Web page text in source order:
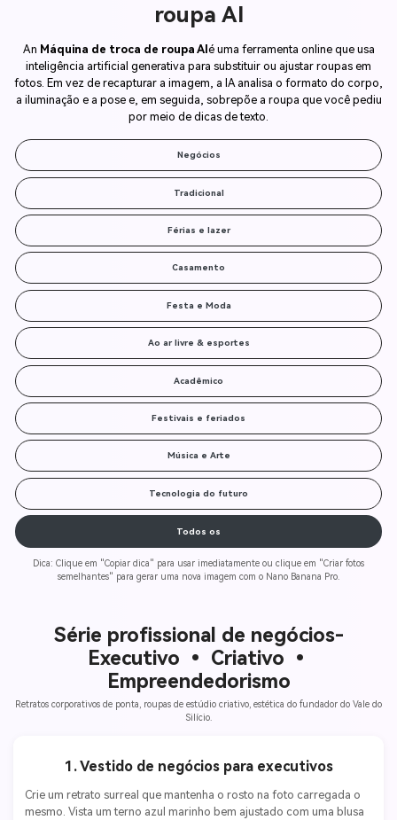
roupa AI
An Máquina de troca de roupa AI é uma ferramenta online que usa
inteligência artificial generativa para substituir ou ajustar roupas em
fotos. Em vez de recapturar a imagem, a IA analisa o formato do corpo,
a iluminação e a pose e, em seguida, sobrepõe a roupa que você pediu
por meio de dicas de texto.
Negócios
Tradicional
Férias e lazer
Casamento
Festa e Moda
Ao ar livre & esportes
Acadêmico
Festivais e feriados
Música e Arte
Tecnologia do futuro
Todos os
Dica: Clique em "Copiar dica" para usar imediatamente ou clique em "Criar fotos
semelhantes" para gerar uma nova imagem com o Nano Banana Pro.
Série profissional de negócios-
Executivo • Criativo •
Empreendedorismo
Retratos corporativos de ponta, roupas de estúdio criativo, estética do fundador do Vale do
Silício.
1. Vestido de negócios para executivos
Crie um retrato surreal que mantenha o rosto na foto carregada o
mesmo. Vista um terno azul marinho bem ajustado com uma blusa